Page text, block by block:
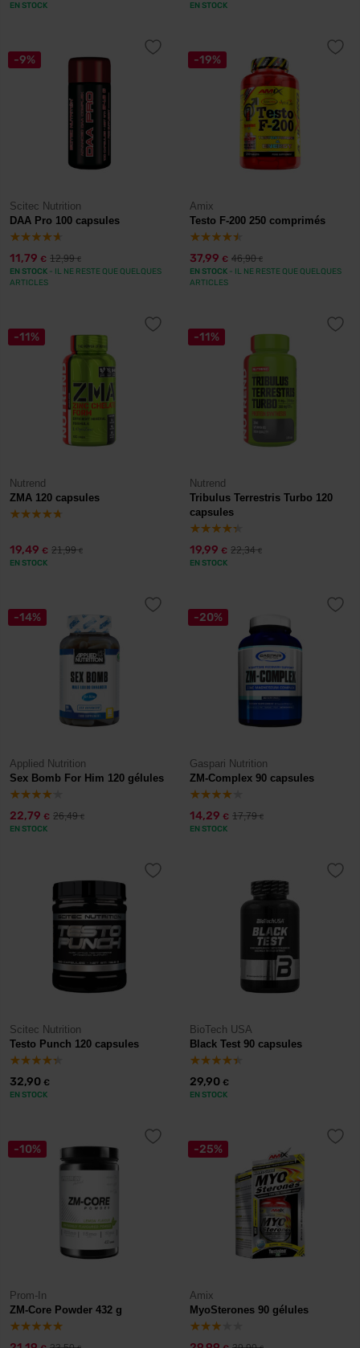
EN STOCK EN STOCK
-9%
Scitec Nutrition
DAA Pro 100 capsules
11,79 € 12,99€
EN STOCK - IL NE RESTE QUE QUELQUES
ARTICLES
-19%
Amix
Testo F-200 250 comprimés
37,99 € 46,90€
EN STOCK - IL NE RESTE QUE QUELQUES
ARTICLES
-11%
Nutrend
ZMA 120 capsules
19,49 € 21,99€
EN STOCK
-11%
Nutrend
Tribulus Terrestris Turbo 120
capsules
19,99 € 22,34€
EN STOCK
-14%
Applied Nutrition
Sex Bomb For Him 120 gélules
22,79 € 26,49€
EN STOCK
-20%
Gaspari Nutrition
ZM-Complex 90 capsules
14,29 € 17,79€
EN STOCK
Scitec Nutrition
Testo Punch 120 capsules
32,90 €
EN STOCK
BioTech USA
Black Test 90 capsules
29,90 €
EN STOCK
-10%
Prom-In
ZM-Core Powder 432 g
-25%
Amix
MyoSterones 90 gélules